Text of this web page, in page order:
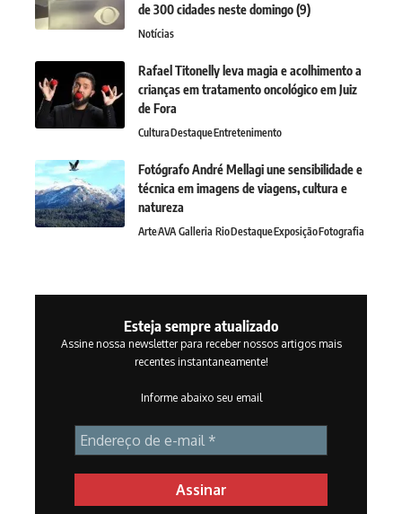
de 300 cidades neste domingo (9)
Notícias
Rafael Titonelly leva magia e acolhimento a
crianças em tratamento oncológico em Juiz
de Fora
CulturaDestaqueEntretenimento
Fotógrafo André Mellagi une sensibilidade e
técnica em imagens de viagens, cultura e
natureza
ArteAVA Galleria RioDestaqueExposiçãoFotografia
Esteja sempre atualizado
Assine nossa newsletter para receber nossos artigos mais
recentes instantaneamente!
Informe abaixo seu email